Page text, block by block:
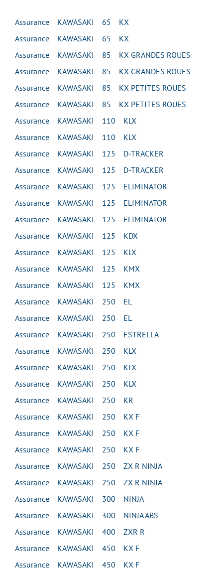
Assurance KAWASAKI 65 KX
Assurance KAWASAKI 65 KX
Assurance KAWASAKI 85 KX GRANDES ROUES
Assurance KAWASAKI 85 KX GRANDES ROUES
Assurance KAWASAKI 85 KX PETITES ROUES
Assurance KAWASAKI 85 KX PETITES ROUES
Assurance KAWASAKI 110 KLX
Assurance KAWASAKI 110 KLX
Assurance KAWASAKI 125 D-TRACKER
Assurance KAWASAKI 125 D-TRACKER
Assurance KAWASAKI 125 ELIMINATOR
Assurance KAWASAKI 125 ELIMINATOR
Assurance KAWASAKI 125 ELIMINATOR
Assurance KAWASAKI 125 KDX
Assurance KAWASAKI 125 KLX
Assurance KAWASAKI 125 KMX
Assurance KAWASAKI 125 KMX
Assurance KAWASAKI 250 EL
Assurance KAWASAKI 250 EL
Assurance KAWASAKI 250 ESTRELLA
Assurance KAWASAKI 250 KLX
Assurance KAWASAKI 250 KLX
Assurance KAWASAKI 250 KLX
Assurance KAWASAKI 250 KR
Assurance KAWASAKI 250 KX F
Assurance KAWASAKI 250 KX F
Assurance KAWASAKI 250 KX F
Assurance KAWASAKI 250 ZX R NINJA
Assurance KAWASAKI 250 ZX R NINJA
Assurance KAWASAKI 300 NINJA
Assurance KAWASAKI 300 NINJA ABS
Assurance KAWASAKI 400 ZXR R
Assurance KAWASAKI 450 KX F
Assurance KAWASAKI 450 KX F